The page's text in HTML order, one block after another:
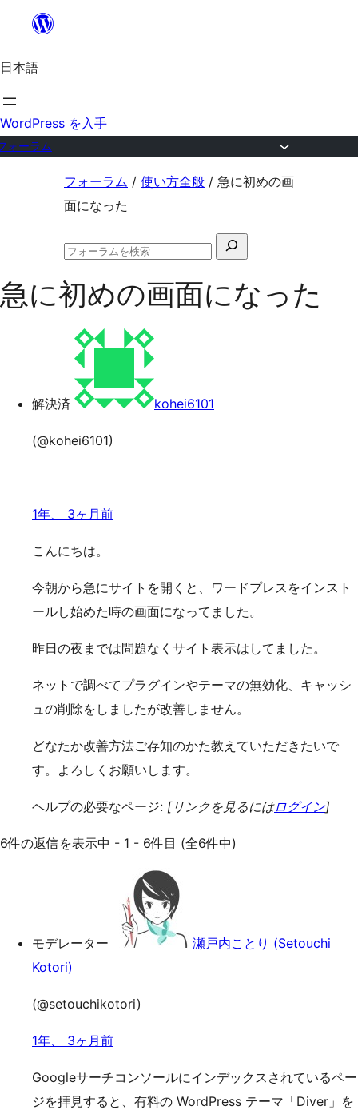
を
ス
キ
ッ
日本語
WordPress を入手
ォーラム
ツ
へ
フォーラム / 使い方全般 / 急に初めの画
面になった
検
対
フ
ー
急に初めの画面になった
解決済 kohei6101
(@kohei6101)
1年、 3ヶ月前
こんにちは。
今朝から急にサイトを開くと、ワードプレスをインスト
ールし始めた時の画面になってました。
昨日の夜までは問題なくサイト表示はしてました。
ネットで調べてプラグインやテーマの無効化、キャッシ
ュの削除をしましたが改善しません。
どなたか改善方法ご存知のかた教えていただきたいで
す。よろしくお願いします。
ヘルプの必要なページ: [リンクを見るにはログイン]
6件の返信を表示中 - 1 - 6件目 (全6件中)
モデレーター
瀬戸内ことり (Setouchi
Kotori)
(@setouchikotori)
1年、 3ヶ月前
Googleサーチコンソールにインデックスされているペー
ジを拝見すると、有料の WordPress テーマ「Diver」を